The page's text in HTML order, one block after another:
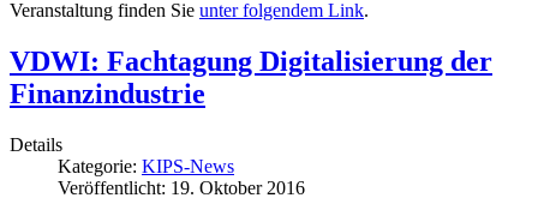
Veranstaltung finden Sie unter folgendem Link.
VDWI: Fachtagung Digitalisierung der
Finanzindustrie
Details
Kategorie: KIPS-News
Veröffentlicht: 19. Oktober 2016